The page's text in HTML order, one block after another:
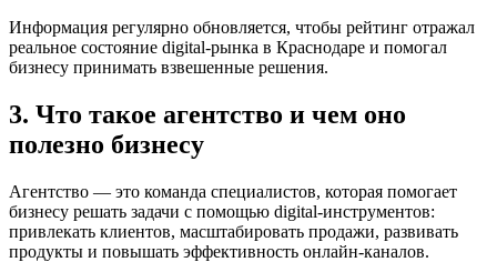
Информация регулярно обновляется, чтобы рейтинг отражал
реальное состояние digital-рынка в Краснодаре и помогал
бизнесу принимать взвешенные решения.
3. Что такое агентство и чем оно
полезно бизнесу
Агентство — это команда специалистов, которая помогает
бизнесу решать задачи с помощью digital-инструментов:
привлекать клиентов, масштабировать продажи, развивать
продукты и повышать эффективность онлайн-каналов.